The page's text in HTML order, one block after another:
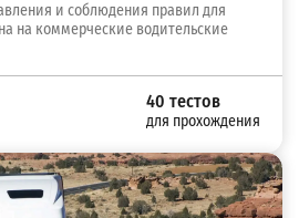
и соблюдения правил для
на коммерческие водительские
40 тестов
для прохождения